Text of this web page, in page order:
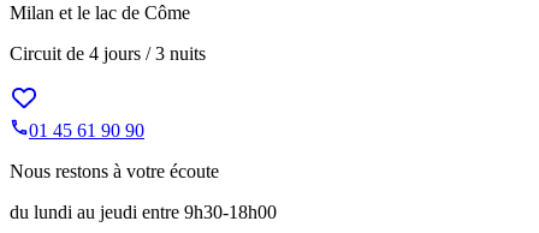
Milan et le lac de Côme
Circuit de 4 jours / 3 nuits
01 45 61 90 90
Nous restons à votre écoute
du lundi au jeudi entre 9h30-18h00